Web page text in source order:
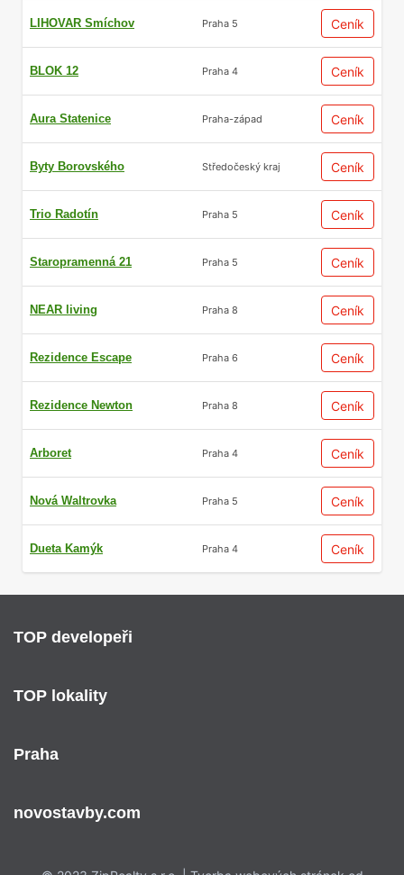
LIHOVAR Smíchov Praha 5 Ceník
BLOK 12 Praha 4 Ceník
Aura Statenice Praha-západ Ceník
Byty Borovského Středočeský kraj Ceník
Trio Radotín Praha 5 Ceník
Staropramenná 21 Praha 5 Ceník
NEAR living Praha 8 Ceník
Rezidence Escape Praha 6 Ceník
Rezidence Newton Praha 8 Ceník
Arboret Praha 4 Ceník
Nová Waltrovka Praha 5 Ceník
Dueta Kamýk Praha 4 Ceník
TOP developeři
TOP lokality
Praha
novostavby.com